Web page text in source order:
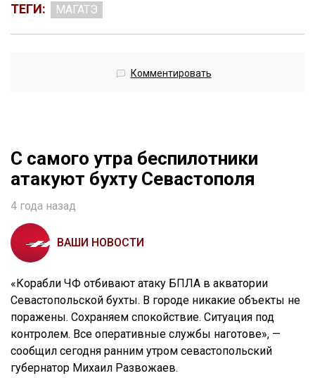
ТЕГИ: МАГАТЭ
Комментировать
С самого утра беспилотники
атакуют бухту Севастополя
4 года назад
ВАШИ НОВОСТИ
«Корабли ЧФ отбивают атаку БПЛА в акватории
Севастопольской бухты. В городе никакие объекты не
поражены. Сохраняем спокойствие. Ситуация под
контролем. Все оперативные службы наготове», —
сообщил сегодня ранним утром севастопольский
губернатор Михаил Развожаев.